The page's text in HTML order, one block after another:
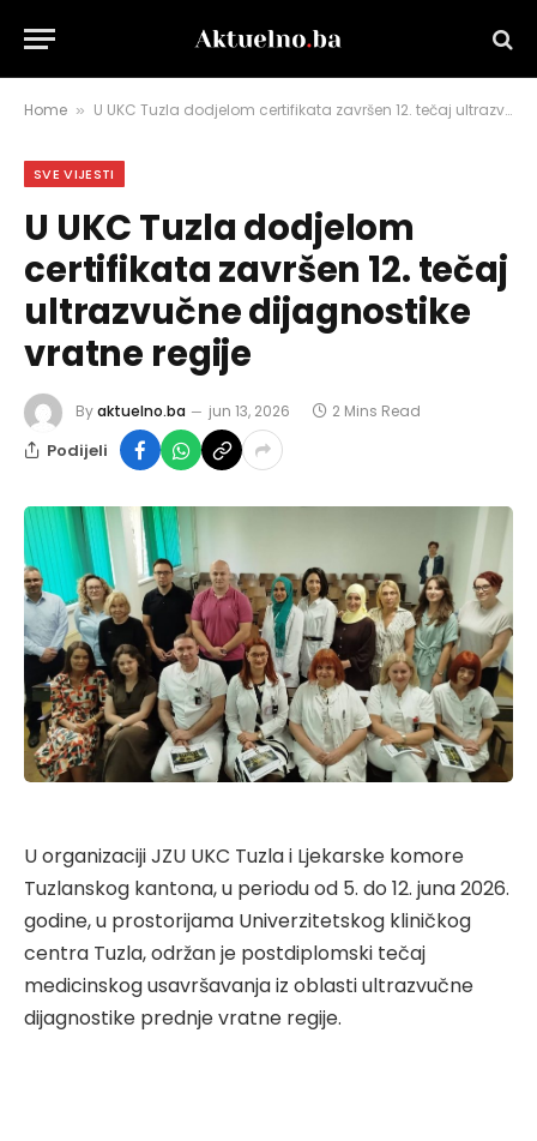
Home » U UKC Tuzla dodjelom certifikata završen 12. tečaj ultrazvučne dijagnostike vratne regije
SVE VIJESTI
U UKC Tuzla dodjelom
certifikata završen 12. tečaj
ultrazvučne dijagnostike
vratne regije
Byaktuelno.ba jun 13, 2026 2 Mins Read
Podijeli
U organizaciji JZU UKC Tuzla i Ljekarske komore
Tuzlanskog kantona, u periodu od 5. do 12. juna 2026.
godine, u prostorijama Univerzitetskog kliničkog
centra Tuzla, održan je postdiplomski tečaj
medicinskog usavršavanja iz oblasti ultrazvučne
dijagnostike prednje vratne regije.